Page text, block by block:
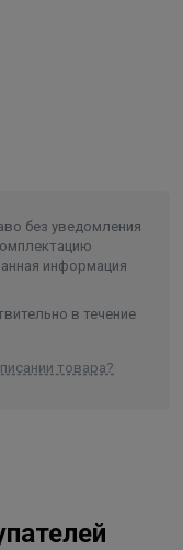
атмосферных
запаха.
(каждого слоя);
режиме –
7 суток.
без уведомления
информация
в течение
товара?